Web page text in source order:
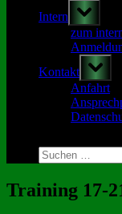
Intern
Toggle
sub-
menu
zum
Kontakt
Toggle
sub-
menu
Anfahrt
search
form
Suchen
nach:
Training 17-